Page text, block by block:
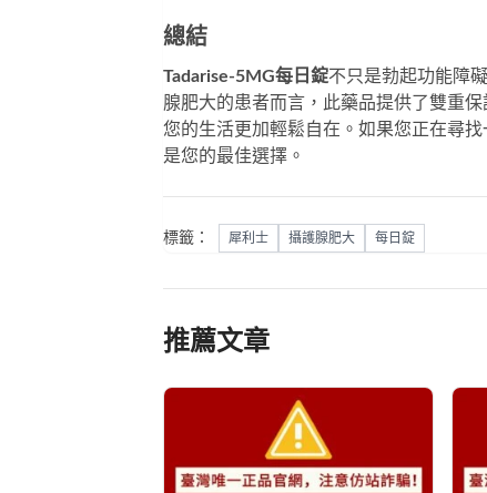
總結
Tadarise-5MG每日錠不只是勃起功能障
腺肥大的患者而言，此藥品提供了雙重
您的生活更加輕鬆自在。如果您正在尋
是您的最佳選擇。
標籤： 犀利士 攝護腺肥大 每日錠
推薦文章